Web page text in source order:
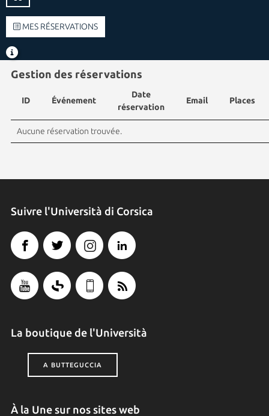
MES RÉSERVATIONS
Gestion des réservations
ID Événement
Date
réservation
Email Places
Aucune réservation trouvée.
Suivre l'Università di Corsica
La boutique de l'Università
A BUTTEGUCCIA
À la Une sur nos sites web